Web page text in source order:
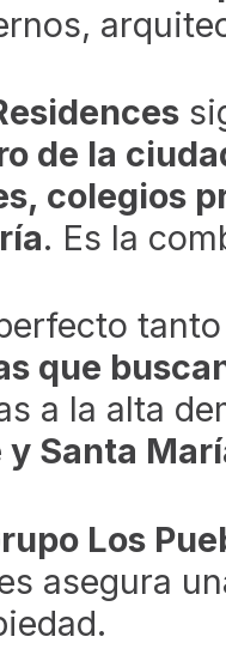
de la
colegios
. Es la
que
a la alta
y Santa
Los
asegura